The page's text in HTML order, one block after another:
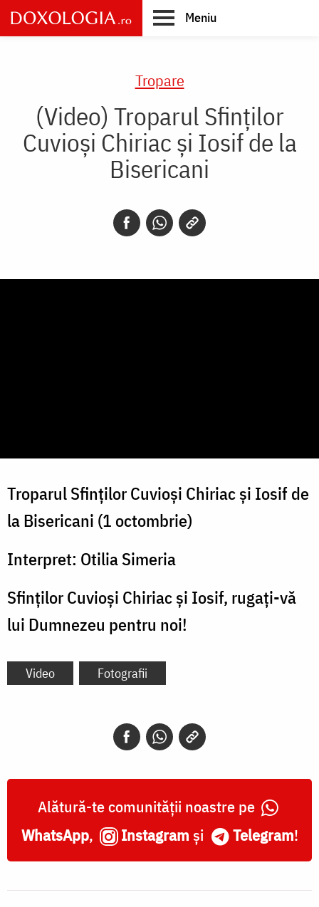
Skip
to
main
Meniu
Tropare
(Video) Troparul Sfinților
Cuvioși Chiriac și Iosif de la
Bisericani
Troparul Sfinților Cuvioși Chiriac și Iosif de
la Bisericani (1 octombrie)
Interpret: Otilia Simeria
Sfinților Cuvioși Chiriac și Iosif, rugați-vă
lui Dumnezeu pentru noi!
Video Fotografii
Alătură-te comunității noastre pe
WhatsApp, Instagram și Telegram!